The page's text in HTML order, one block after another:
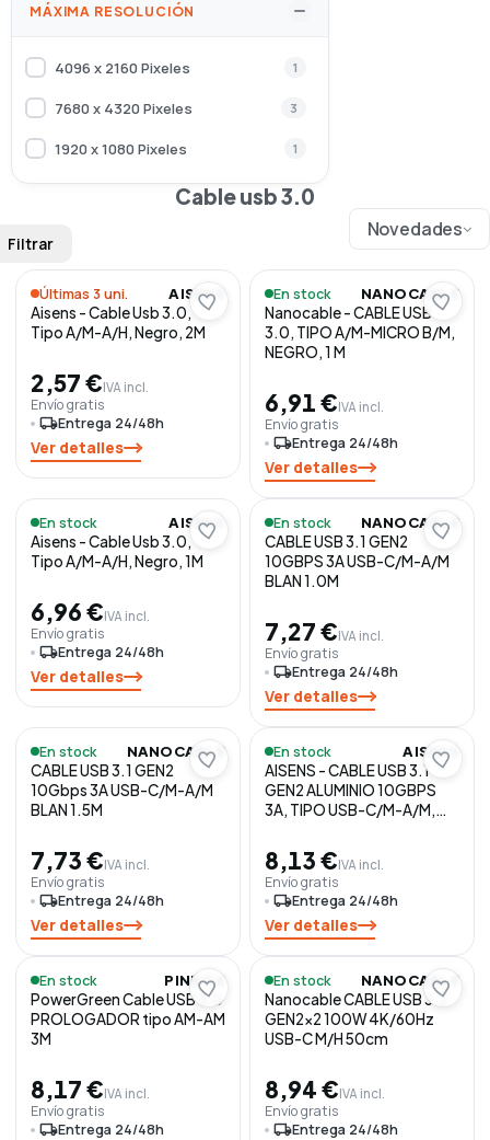
MÁXIMA RESOLUCIÓN
4096 x 2160 Pixeles 1
7680 x 4320 Pixeles 3
1920 x 1080 Pixeles 1
Cable usb 3.0
Filtrar
Novedades
Últimas 3 uni. AISENS
Aisens - Cable Usb 3.0,
Tipo A/M-A/H, Negro, 2M
2,57 €IVA incl.
Envío gratis
local_shippingEntrega 24/48h
Ver detalles
En stock NANOCABLE
Nanocable - CABLE USB
3.0, TIPO A/M-MICRO B/M,
NEGRO, 1 M
6,91 €IVA incl.
Envío gratis
local_shippingEntrega 24/48h
Ver detalles
En stock AISENS
Aisens - Cable Usb 3.0,
Tipo A/M-A/H, Negro, 1M
6,96 €IVA incl.
Envío gratis
local_shippingEntrega 24/48h
Ver detalles
En stock NANOCABLE
CABLE USB 3.1 GEN2
10GBPS 3A USB-C/M-A/M
BLAN 1.0M
7,27 €IVA incl.
Envío gratis
local_shippingEntrega 24/48h
Ver detalles
En stock NANOCABLE
CABLE USB 3.1 GEN2
10Gbps 3A USB-C/M-A/M
BLAN 1.5M
7,73 €IVA incl.
Envío gratis
local_shippingEntrega 24/48h
Ver detalles
En stock AISENS
AISENS - CABLE USB 3.1
GEN2 ALUMINIO 10GBPS
3A, TIPO USB-C/M-A/M,
8,13 €IVA incl.
Envío gratis
local_shippingEntrega 24/48h
Ver detalles
En stock PINBOX
PowerGreen Cable USB 3.0
PROLOGADOR tipo AM-AM
3M
8,17 €IVA incl.
Envío gratis
local_shippingEntrega 24/48h
En stock NANOCABLE
Nanocable CABLE USB 3.2
GEN2x2 100W 4K/60Hz
USB-C M/H 50cm
8,94 €IVA incl.
Envío gratis
local_shippingEntrega 24/48h